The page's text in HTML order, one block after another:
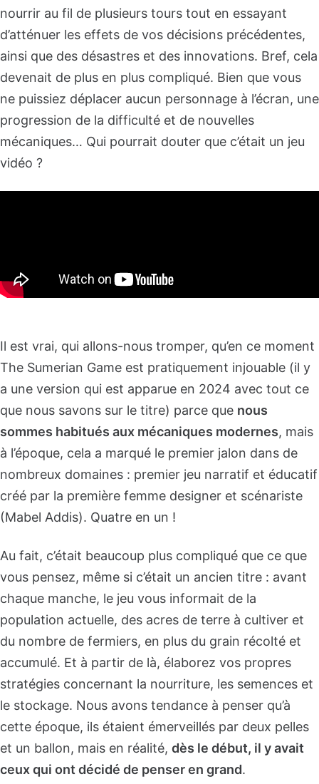
nourrir au fil de plusieurs tours tout en essayant
d’atténuer les effets de vos décisions précédentes,
ainsi que des désastres et des innovations. Bref, cela
devenait de plus en plus compliqué. Bien que vous
ne puissiez déplacer aucun personnage à l’écran, une
progression de la difficulté et de nouvelles
mécaniques… Qui pourrait douter que c’était un jeu
vidéo ?
Il est vrai, qui allons-nous tromper, qu’en ce moment
The Sumerian Game est pratiquement injouable (il y
a une version qui est apparue en 2024 avec tout ce
que nous savons sur le titre) parce que nous
sommes habitués aux mécaniques modernes, mais
à l’époque, cela a marqué le premier jalon dans de
nombreux domaines : premier jeu narratif et éducatif
créé par la première femme designer et scénariste
(Mabel Addis). Quatre en un !
Au fait, c’était beaucoup plus compliqué que ce que
vous pensez, même si c’était un ancien titre : avant
chaque manche, le jeu vous informait de la
population actuelle, des acres de terre à cultiver et
du nombre de fermiers, en plus du grain récolté et
accumulé. Et à partir de là, élaborez vos propres
stratégies concernant la nourriture, les semences et
le stockage. Nous avons tendance à penser qu’à
cette époque, ils étaient émerveillés par deux pelles
et un ballon, mais en réalité, dès le début, il y avait
ceux qui ont décidé de penser en grand.